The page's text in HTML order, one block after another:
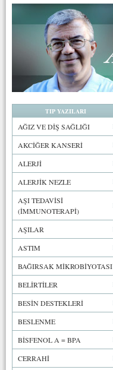
TIP YAZILARI
AĞIZ VE DİŞ SAĞLIĞI
AKCİĞER KANSERİ
ALERJİ
ALERJİK NEZLE
AŞI TEDAVİSİ
(İMMUNOTERAPİ)
AŞILAR
ASTIM
BAĞIRSAK MİKROBİYOTASI
BELİRTİLER
BESİN DESTEKLERİ
BESLENME
BİSFENOL A = BPA
CERRAHİ